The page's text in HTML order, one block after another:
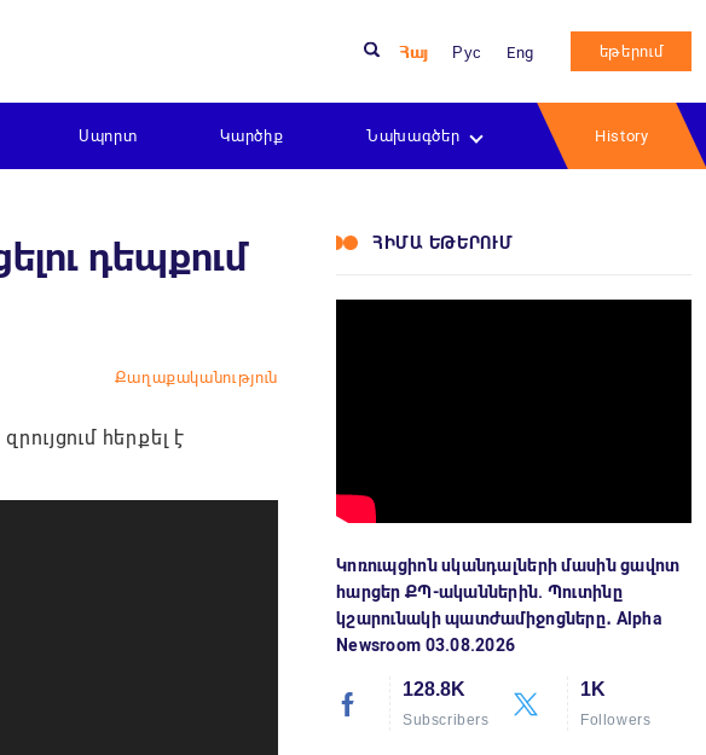
Հայ Рус Eng եթերում
Սպորտ Կարծիք Նախագծեր History
դեպքում
Քաղաքականություն
հերքել է
ՀԻՄԱ ԵԹԵՐՈՒՄ
Կոռուպցիոն սկանդալների մասին ցավոտ
հարցեր ՔՊ-ականներին. Պուտինը
կշարունակի պատժամիջոցները․ Alpha
Newsroom 03.08.2026
128.8K
Subscribers
1K
Followers